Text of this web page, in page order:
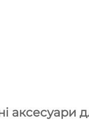
аксесуари